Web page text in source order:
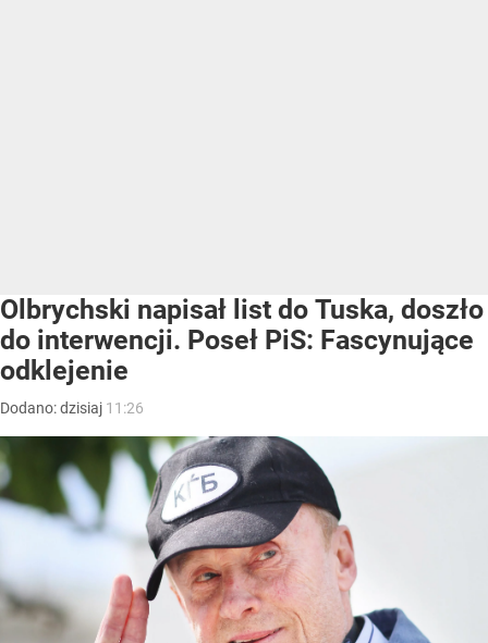
Olbrychski napisał list do Tuska, doszło
do interwencji. Poseł PiS: Fascynujące
odklejenie
Dodano:dzisiaj 11:26